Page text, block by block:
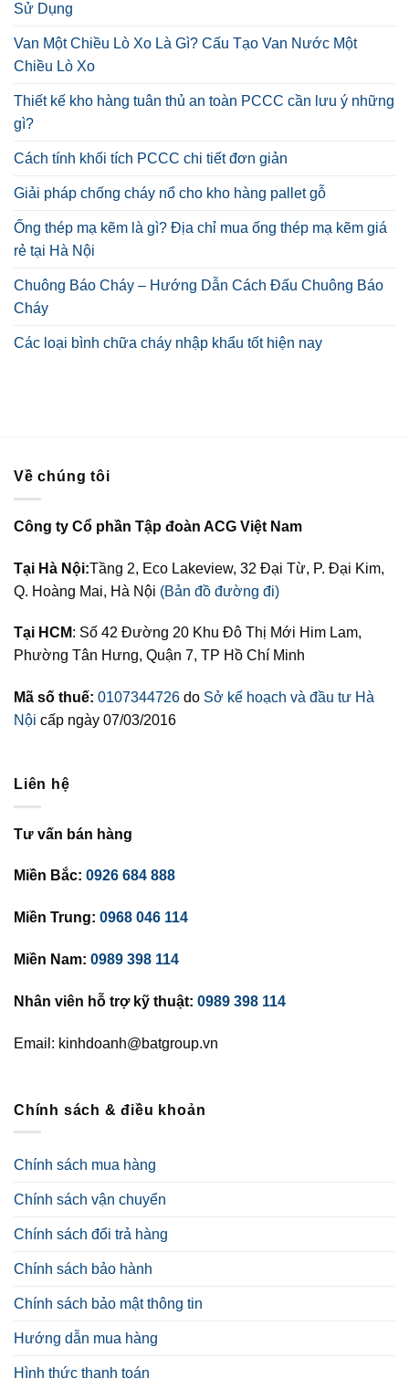
Sử Dụng
Van Một Chiều Lò Xo Là Gì? Cấu Tạo Van Nước Một
Chiều Lò Xo
Thiết kế kho hàng tuân thủ an toàn PCCC cần lưu ý những
gì?
Cách tính khối tích PCCC chi tiết đơn giản
Giải pháp chống cháy nổ cho kho hàng pallet gỗ
Ống thép mạ kẽm là gì? Địa chỉ mua ống thép mạ kẽm giá
rẻ tại Hà Nội
Chuông Báo Cháy – Hướng Dẫn Cách Đấu Chuông Báo
Cháy
Các loại bình chữa cháy nhập khẩu tốt hiện nay
Về chúng tôi
Công ty Cổ phần Tập đoàn ACG Việt Nam
Tại Hà Nội:Tầng 2, Eco Lakeview, 32 Đại Từ, P. Đại Kim,
Q. Hoàng Mai, Hà Nội (Bản đồ đường đi)
Tại HCM: Số 42 Đường 20 Khu Đô Thị Mới Him Lam,
Phường Tân Hưng, Quận 7, TP Hồ Chí Minh
Mã số thuế: 0107344726 do Sở kế hoạch và đầu tư Hà
Nội cấp ngày 07/03/2016
Liên hệ
Tư vấn bán hàng
Miền Bắc: 0926 684 888
Miền Trung: 0968 046 114
Miền Nam: 0989 398 114
Nhân viên hỗ trợ kỹ thuật: 0989 398 114
Email: kinhdoanh@batgroup.vn
Chính sách & điều khoản
Chính sách mua hàng
Chính sách vận chuyển
Chính sách đổi trả hàng
Chính sách bảo hành
Chính sách bảo mật thông tin
Hướng dẫn mua hàng
Hình thức thanh toán